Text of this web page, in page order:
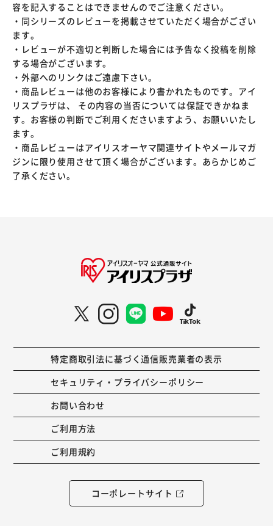
容を記入することはできませんのでご注意ください。
・同シリーズのレビューを掲載させていただく場合がござい
ます。
・レビューが不適切と判断した場合には予告なく投稿を削除
する場合がございます。
・外部へのリンクはご遠慮下さい。
・商品レビューは他のお客様により書かれたものです。アイ
リスプラザは、 その内容の当否については保証できかねま
す。お客様の判断でご利用くださいますよう、お願いいたし
ます。
・商品レビューはアイリスオーヤマ関連サイトやメールマガ
ジンに限り使用させて頂く場合がございます。あらかじめご
了承ください。
特定商取引法に基づく通信販売業者の表示
セキュリティ・プライバシーポリシー
お問い合わせ
ご利用方法
ご利用規約
コーポレートサイト